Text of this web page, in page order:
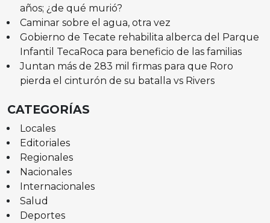
años; ¿de qué murió?
Caminar sobre el agua, otra vez
Gobierno de Tecate rehabilita alberca del Parque
Infantil TecaRoca para beneficio de las familias
Juntan más de 283 mil firmas para que Roro
pierda el cinturón de su batalla vs Rivers
CATEGORÍAS
Locales
Editoriales
Regionales
Nacionales
Internacionales
Salud
Deportes